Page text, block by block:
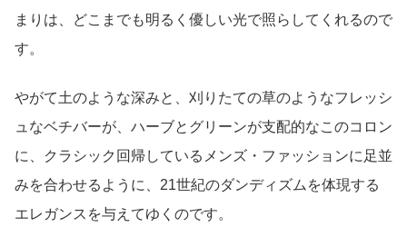
まりは、どこまでも明るく優しい光で照らしてくれるので
す。
やがて土のような深みと、刈りたての草のようなフレッシ
ュなベチバーが、ハーブとグリーンが支配的なこのコロン
に、クラシック回帰しているメンズ・ファッションに足並
みを合わせるように、21世紀のダンディズムを体現する
エレガンスを与えてゆくのです。